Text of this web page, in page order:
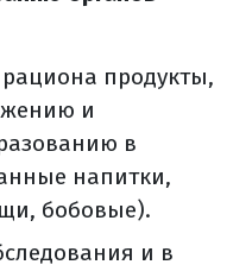
продукты,
и
в
напитки,
бобовые).
и в